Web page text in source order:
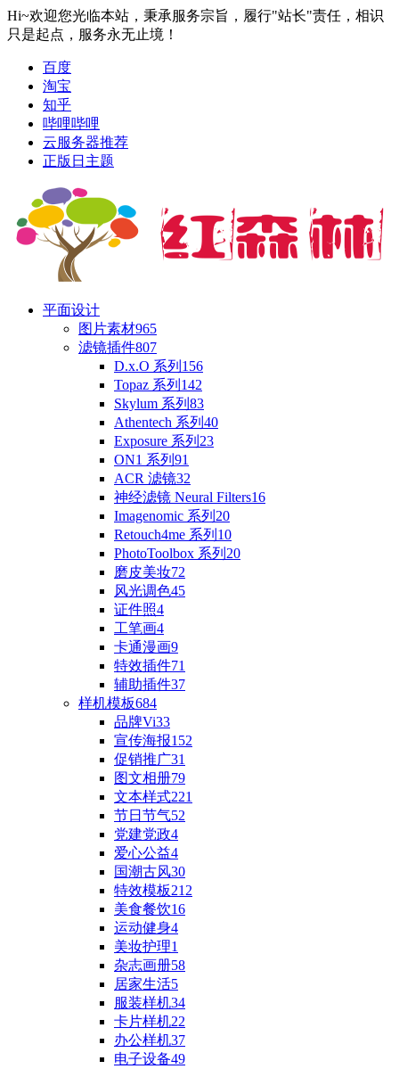
Hi~欢迎您光临本站，秉承服务宗旨，履行"站长"责任，相识
只是起点，服务永无止境！
百度
淘宝
知乎
哔哩哔哩
云服务器推荐
正版日主题
平面设计
图片素材965
滤镜插件807
D.x.O 系列 156
Topaz 系列 142
Skylum 系列 83
Athentech 系列 40
Exposure 系列 23
ON1 系列 91
ACR 滤镜32
神经滤镜 Neural Filters16
Imagenomic 系列 20
Retouch4me 系列 10
PhotoToolbox 系列 20
磨皮美妆72
风光调色45
证件照4
工笔画4
卡通漫画9
特效插件71
辅助插件37
样机模板684
品牌Vi33
宣传海报152
促销推广31
图文相册79
文本样式221
节日节气52
党建党政4
爱心公益4
国潮古风30
特效模板212
美食餐饮16
运动健身4
美妆护理1
杂志画册58
居家生活5
服装样机34
卡片样机22
办公样机37
电子设备49